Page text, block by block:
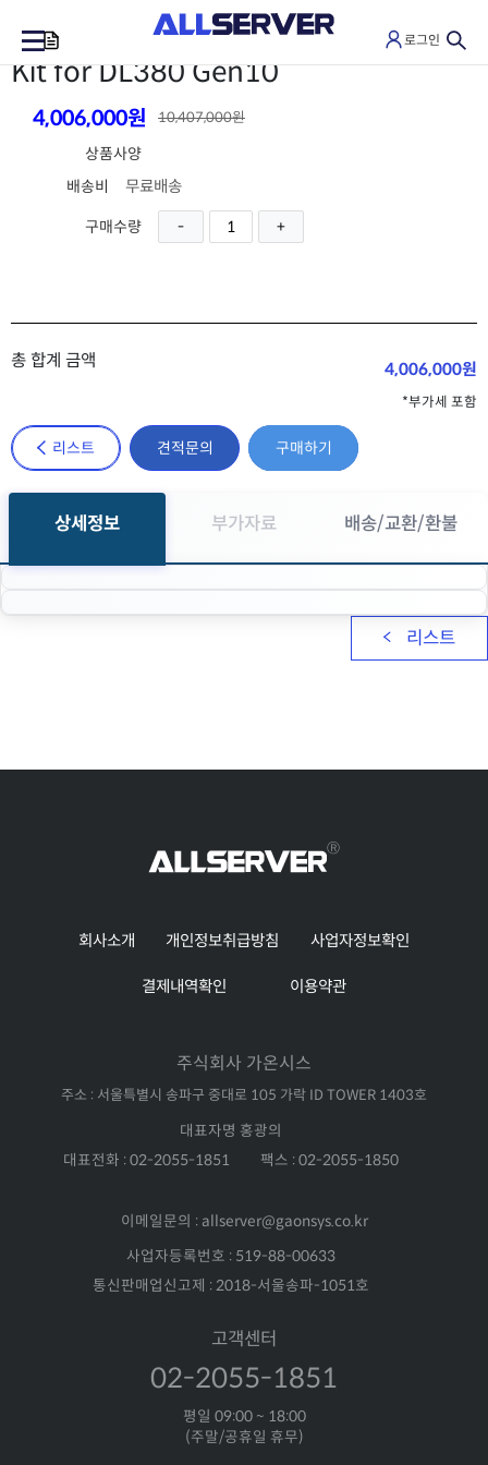
로그인
(P02509-B21)Intel Xeon-G 6240
Kit for DL380 Gen10
4,006,000원 10,407,000원
상품사양
배송비
무료배송
구매수량
총 합계 금액 4,006,000원
*부가세 포함
리스트 견적문의 구매하기
상세정보 부가자료 배송/교환/환불
리스트
회사소개 개인정보취급방침 사업자정보확인
결제내역확인 이용약관
주식회사 가온시스
주소 : 서울특별시 송파구 중대로 105 가락 ID TOWER 1403호
대표자명 홍광의
대표전화 : 02-2055-1851
팩스 : 02-2055-1850
이메일문의 : allserver@gaonsys.co.kr
사업자등록번호 : 519-88-00633
통신판매업신고제 : 2018-서울송파-1051호
고객센터
02-2055-1851
평일 09:00 ~ 18:00
(주말/공휴일 휴무)